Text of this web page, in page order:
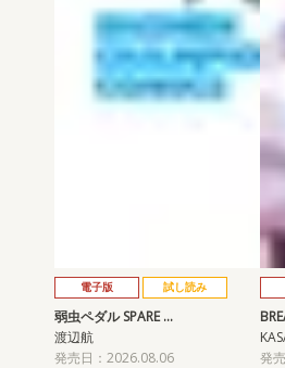
電子版 試し読み
弱虫ペダル SPARE …
渡辺航
発売日：2026.08.06
発